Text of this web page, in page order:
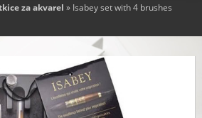
za akvarel » Isabey set with 4 brushes